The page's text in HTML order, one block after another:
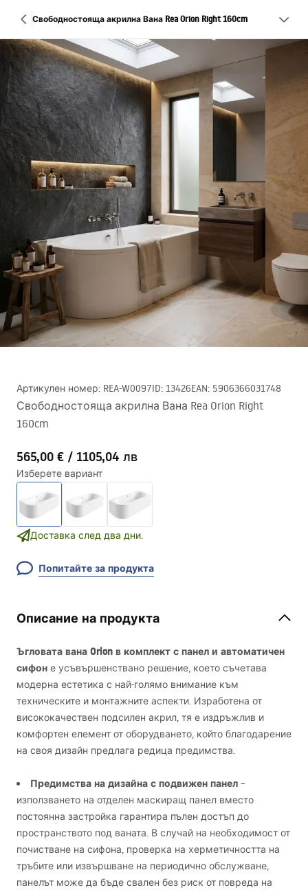
Свободностояща акрилна Вана Rea Orion Right 160cm
Артикулен номер: REA-W0097ID: 13426EAN: 5906366031748
Свободностояща акрилна Вана Rea Orion Right
160cm
565,00 € / 1105,04 лв
Изберете вариант
Доставка след два дни.
Попитайте за продукта
Описание на продукта
Ъгловата вана Orion в комплект с панел и автоматичен
сифон е усъвършенствано решение, което съчетава
модерна естетика с най-голямо внимание към
техническите и монтажните аспекти. Изработена от
висококачествен подсилен акрил, тя е издръжлив и
комфортен елемент от оборудването, който благодарение
на своя дизайн предлага редица предимства.
Предимства на дизайна с подвижен панел –
използването на отделен маскиращ панел вместо
постоянна застройка гарантира пълен достъп до
пространството под ваната. В случай на необходимост от
почистване на сифона, проверка на херметичността на
тръбите или извършване на периодично обслужване,
панелът може да бъде свален без риск от повреда на